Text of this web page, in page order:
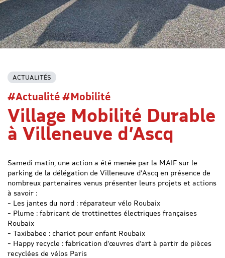
ACTUALITÉS
#Actualité #Mobilité
Village Mobilité Durable
à Villeneuve d’Ascq
Samedi matin, une action a été menée par la MAIF sur le
parking de la délégation de Villeneuve d’Ascq en présence de
nombreux partenaires venus présenter leurs projets et actions
à savoir :
– Les jantes du nord : réparateur vélo Roubaix
– Plume : fabricant de trottinettes électriques françaises
Roubaix
– Taxibabee : chariot pour enfant Roubaix
– Happy recycle : fabrication d’œuvres d’art à partir de pièces
recyclées de vélos Paris